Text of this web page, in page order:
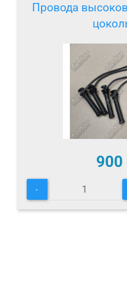
Провода
900
-